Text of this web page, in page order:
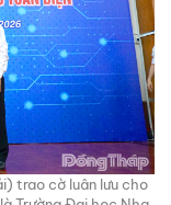
trao cờ luân lưu cho